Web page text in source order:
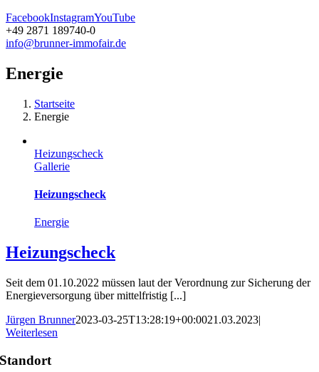
FacebookInstagramYouTube
+49 2871 189740-0
info@brunner-immofair.de
Energie
Startseite
Energie
Heizungscheck
Gallerie
Heizungscheck
Energie
Heizungscheck
Seit dem 01.10.2022 müssen laut der Verordnung zur Sicherung der
Energieversorgung über mittelfristig [...]
Jürgen Brunner2023-03-25T13:28:19+00:0021.03.2023|
Weiterlesen
Standort